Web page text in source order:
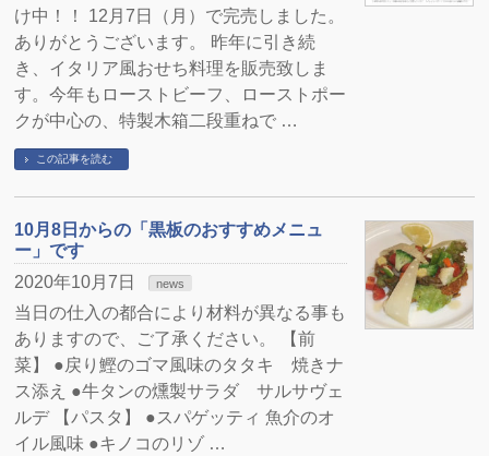
け中！！ 12月7日（月）で完売しました。
ありがとうございます。 昨年に引き続
き、イタリア風おせち料理を販売致しま
す。今年もローストビーフ、ローストポー
クが中心の、特製木箱二段重ねで …
この記事を読む
10月8日からの「黒板のおすすめメニュ
ー」です
2020年10月7日
news
当日の仕入の都合により材料が異なる事も
ありますので、ご了承ください。 【前
菜】 ●戻り鰹のゴマ風味のタタキ 焼きナ
ス添え ●牛タンの燻製サラダ サルサヴェ
ルデ 【パスタ】 ●スパゲッティ 魚介のオ
イル風味 ●キノコのリゾ …